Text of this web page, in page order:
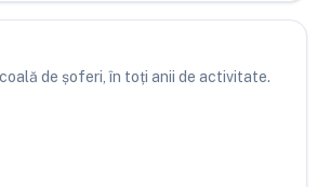
de șoferi, în toți anii de activitate.